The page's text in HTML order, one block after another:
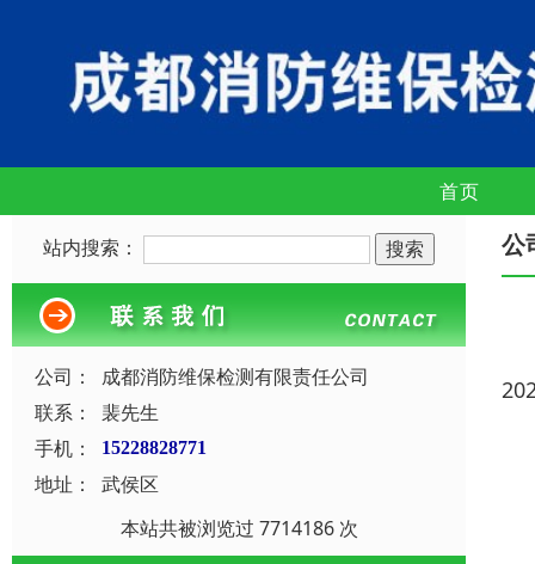
首页
站内搜索：
公司：
成都消防维保检测有限责任公司
联系：
裴先生
手机：
15228828771
地址：
武侯区
本站共被浏览过 7714186 次
公